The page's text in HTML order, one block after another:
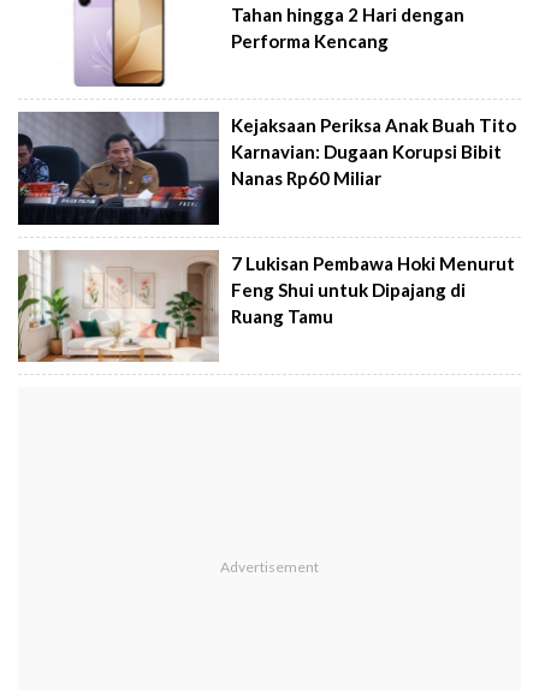
Tahan hingga 2 Hari dengan
Performa Kencang
Kejaksaan Periksa Anak Buah Tito
Karnavian: Dugaan Korupsi Bibit
Nanas Rp60 Miliar
7 Lukisan Pembawa Hoki Menurut
Feng Shui untuk Dipajang di
Ruang Tamu